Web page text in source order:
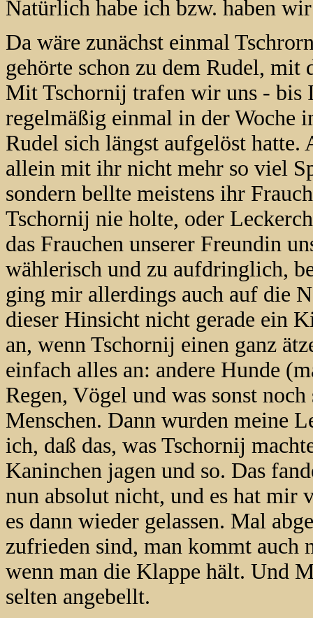
Natürlich habe ich bzw. haben
Da wäre zunächst einmal
gehörte schon zu dem Rudel,
Mit Tschornij trafen wir uns - bis
regelmäßig einmal in der Woche
Rudel sich längst aufgelöst
allein mit ihr nicht mehr so viel
sondern bellte meistens ihr
Tschornij nie holte, oder
das Frauchen unserer Freundin
wählerisch und zu aufdringlich,
ging mir allerdings auch auf die
dieser Hinsicht nicht gerade ein
an, wenn Tschornij einen ganz
einfach alles an: andere Hunde
Regen, Vögel und was sonst
Menschen. Dann wurden meine
ich, daß das, was Tschornij
Kaninchen jagen und so. Das
nun absolut nicht, und es hat mir
es dann wieder gelassen. Mal
zufrieden sind, man kommt auch
wenn man die Klappe hält. Und
selten angebellt.